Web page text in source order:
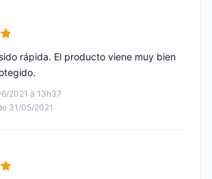
5
2021 à 13h37
31/05/2021
rápida. El producto viene muy bien
5